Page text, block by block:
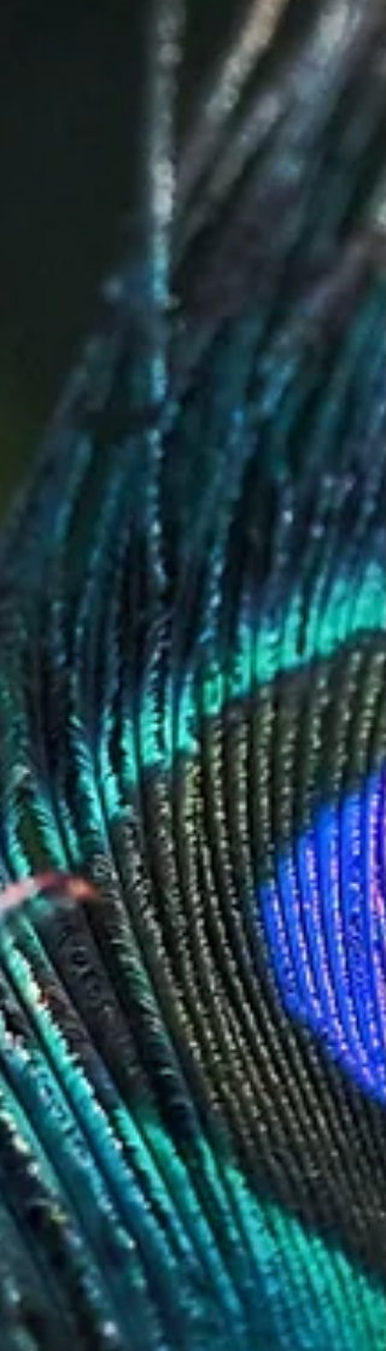
Śiva, que no hay ningún estado que no sea Śiva, él
Yogī) finalmente se vue